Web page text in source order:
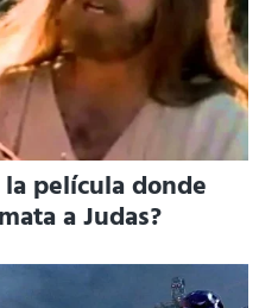
película donde
a Judas?